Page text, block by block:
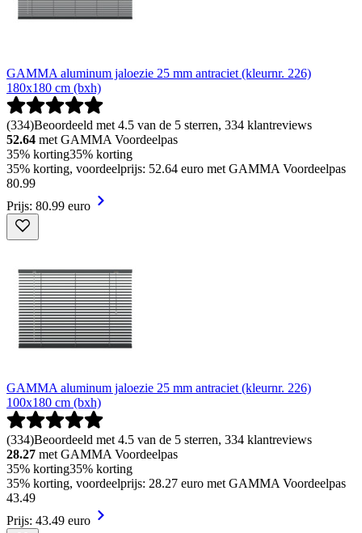
GAMMA aluminum jaloezie 25 mm antraciet (kleurnr. 226)
180x180 cm (bxh)
(334)Beoordeeld met 4.5 van de 5 sterren, 334 klantreviews
52.64 met GAMMA Voordeelpas
35% korting35% korting
35% korting, voordeelprijs: 52.64 euro met GAMMA Voordeelpas
80.99
Prijs: 80.99 euro
GAMMA aluminum jaloezie 25 mm antraciet (kleurnr. 226)
100x180 cm (bxh)
(334)Beoordeeld met 4.5 van de 5 sterren, 334 klantreviews
28.27 met GAMMA Voordeelpas
35% korting35% korting
35% korting, voordeelprijs: 28.27 euro met GAMMA Voordeelpas
43.49
Prijs: 43.49 euro